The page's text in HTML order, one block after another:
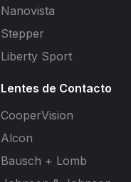
Nanovista
Stepper
Liberty Sport
Lentes de Contacto
CooperVision
Alcon
Bausch + Lomb